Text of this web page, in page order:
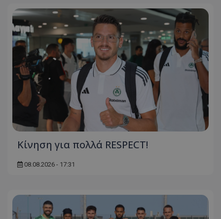
Κίνηση για πολλά RESPECT!
08.08.2026 - 17:31